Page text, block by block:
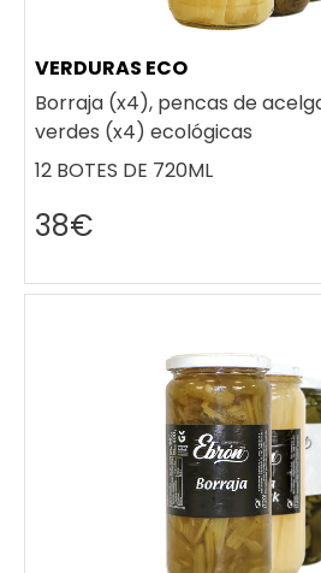
VERDURAS ECO
Borraja (x4), pencas de
verdes (x4) ecológicas
12 BOTES DE 720ML
38€